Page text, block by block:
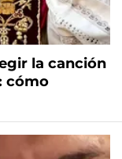
la canción
cómo